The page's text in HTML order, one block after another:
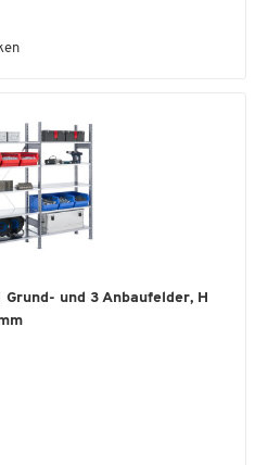
und 3 Anbaufelder, H